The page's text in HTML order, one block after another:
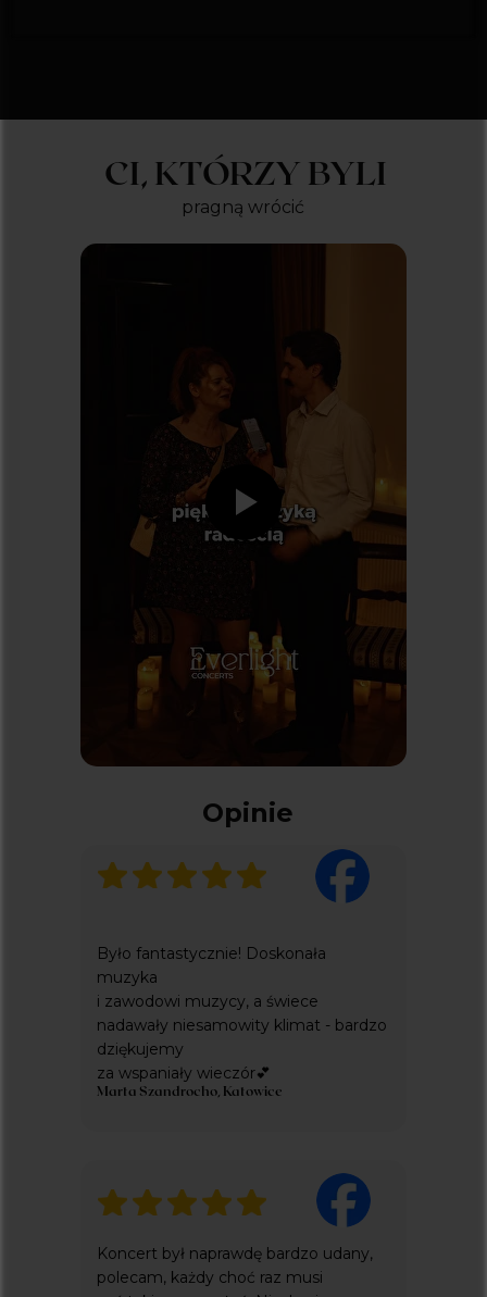
Koncert był naprawdę bardzo udany,
polecam, każdy choć raz musi
Było fantastycznie! Doskonała
muzyka
i zawodowi muzycy, a świece
nadawały niesamowity klimat - bardzo
dziękujemy
za wspaniały wieczór💕
Marta Szandrocho, Katowice
CI, KTÓRZY BYLI
Opinie
pragną wrócić
SPRAWY DOTYCZĄCE BILETÓW:
+48 576 337 833
EVERLIGHT.CONCERTS@GMAIL.COM
KONCERTY W ŁODZI
KONCERTY W KRAKOWIE
KONCERTY W WARSZAWIE
KONCERTY W BIAŁYMSTOKU
KONCERTY W KATOWICACH
kicket.com
Kontakt
Dodatkowe
Koncerty
everlight concerts to projekt fundacji
pestka
wspierający cele statutowe